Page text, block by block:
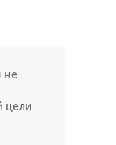
не
цели